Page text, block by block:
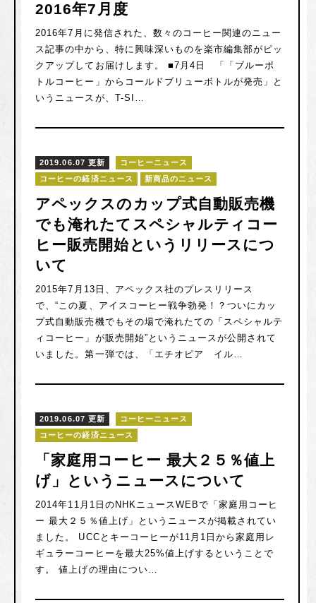
2016年7月度
2016年7月に発信された、数々のコーヒー関連のニュー
ス記事の中から、特に興味深いものを楽市編集部がピッ
クアップしてお届けします。 ■7月4日 「「ブルーボ
トルコーヒー」からコールドブリューボトルが発売」と
いうニュースが、T-SI…
2019.06.07 更新
コーヒーニュース
コーヒーの経済ニュース
新商品のニュース
アペックスのカップ式自動販売機
でも淹れたてスペシャルティコー
ヒー販売開始というリリースにつ
いて
2015年7月13日、アペックス社のプレスリリース
で、“この夏、アイスコーヒー戦争勃発！？ついにカッ
プ式自動販売機でもその場で淹れたての「スペシャルテ
ィコーヒー」が販売開始”というニュースが公開されて
いました。第一弾では、「エチオピア イル…
2019.06.07 更新
コーヒーニュース
コーヒーの経済ニュース
「家庭用コーヒー 最大２５％値上
げ」というニュースについて
2014年11月1日のNHKニュースWEBで「家庭用コーヒ
ー 最大２５％値上げ」というニュースが掲載されてい
ました。
UCCとキーコーヒーが11月1日から家庭用レ
ギュラーコーヒーを最大25%値上げするということで
す。
値上げの理由につい…